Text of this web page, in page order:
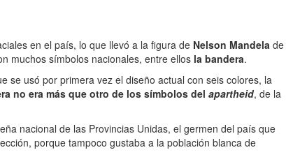
en el país, lo que llevó a la figura de Nelson Mandela de
muchos símbolos nacionales, entre ellos la bandera.
se usó por primera vez el diseño actual con seis colores, la
no era más que otro de los símbolos del apartheid, de la
nacional de las Provincias Unidas, el germen del país que
porque tampoco gustaba a la población blanca de